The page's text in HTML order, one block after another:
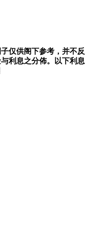
仅供阁下参考，并不反
利息之分佈。以下利息